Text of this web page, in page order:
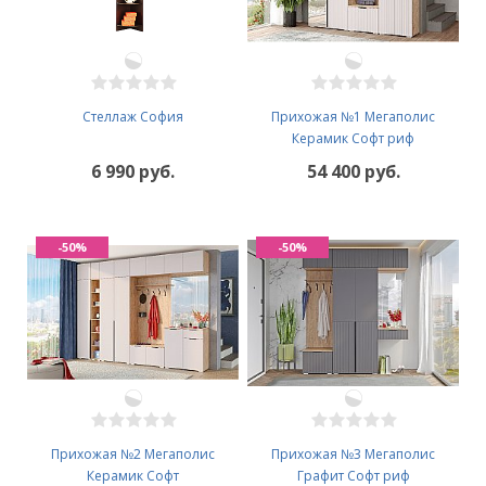
Стеллаж София
6 990 руб.
Прихожая №1 Мегаполис
Керамик Софт риф
54 400 руб.
Прихожая №2 Мегаполис
Керамик Софт
-50%
Прихожая №3 Мегаполис
Графит Софт риф
-50%